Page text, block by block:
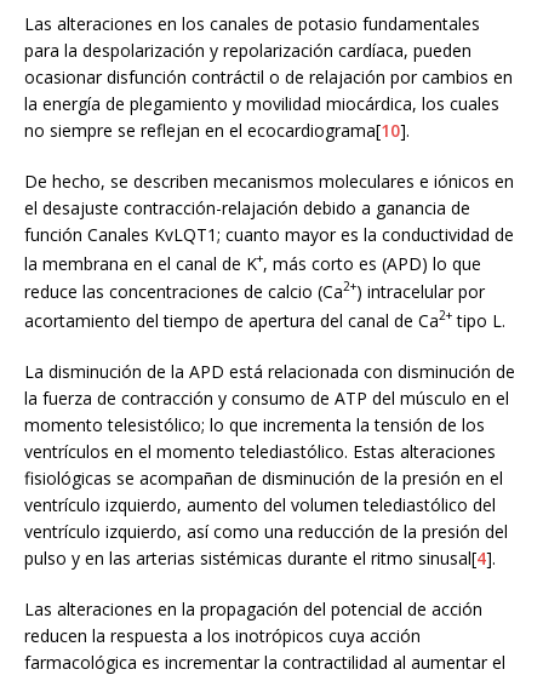
Las alteraciones en los canales de potasio fundamentales
para la despolarización y repolarización cardíaca, pueden
ocasionar disfunción contráctil o de relajación por cambios en
la energía de plegamiento y movilidad miocárdica, los cuales
no siempre se reflejan en el ecocardiograma[10].
De hecho, se describen mecanismos moleculares e iónicos en
el desajuste contracción-relajación debido a ganancia de
función Canales KvLQT1; cuanto mayor es la conductividad de
la membrana en el canal de K+, más corto es (APD) lo que
reduce las concentraciones de calcio (Ca2+) intracelular por
acortamiento del tiempo de apertura del canal de Ca2+ tipo L.
La disminución de la APD está relacionada con disminución de
la fuerza de contracción y consumo de ATP del músculo en el
momento telesistólico; lo que incrementa la tensión de los
ventrículos en el momento telediastólico. Estas alteraciones
fisiológicas se acompañan de disminución de la presión en el
ventrículo izquierdo, aumento del volumen telediastólico del
ventrículo izquierdo, así como una reducción de la presión del
pulso y en las arterias sistémicas durante el ritmo sinusal[4].
Las alteraciones en la propagación del potencial de acción
reducen la respuesta a los inotrópicos cuya acción
farmacológica es incrementar la contractilidad al aumentar el